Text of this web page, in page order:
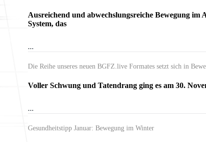
Ausreichend und abwechslungsreiche Bewegung
System, das
...
Die Reihe unseres neuen BGFZ.live Formates setzt sich in
Voller Schwung und Tatendrang ging es am 30.
...
Gesundheitstipp Januar: Bewegung im Winter